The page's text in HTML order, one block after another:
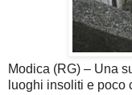
Modica (RG) – Una
luoghi insoliti e poco